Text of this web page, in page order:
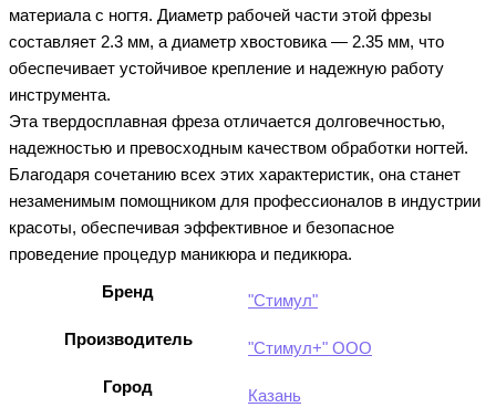
материала с ногтя. Диаметр рабочей части этой фрезы
составляет 2.3 мм, а диаметр хвостовика — 2.35 мм, что
обеспечивает устойчивое крепление и надежную работу
инструмента.
Эта твердосплавная фреза отличается долговечностью,
надежностью и превосходным качеством обработки ногтей.
Благодаря сочетанию всех этих характеристик, она станет
незаменимым помощником для профессионалов в индустрии
красоты, обеспечивая эффективное и безопасное
проведение процедур маникюра и педикюра.
Бренд "Стимул"
Производитель "Стимул+" ООО
Город Казань